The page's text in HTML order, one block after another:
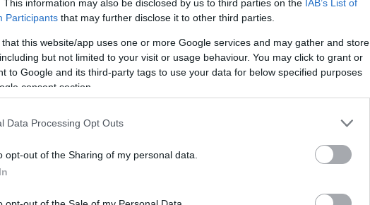
This information may also be disclosed by us to third parties on the IAB’s List of
Participants that may further disclose it to other third parties.
that this website/app uses one or more Google services and may gather and store
but not limited to your visit or usage behaviour. You may click to grant or
to Google and its third-party tags to use your data for below specified purposes
consent section.
Data Processing Opt Outs
opt-out of the Sharing of my personal data.
hasüregünkre, miközben a fejünket előre hajtjuk. Ahhoz viszont, hogy
– mintha valaki hátulról szorongatna.
mivel többen is bevallották, fogalmuk sem lett volna, hogyan
ilyen esetben minden másodperc számít!